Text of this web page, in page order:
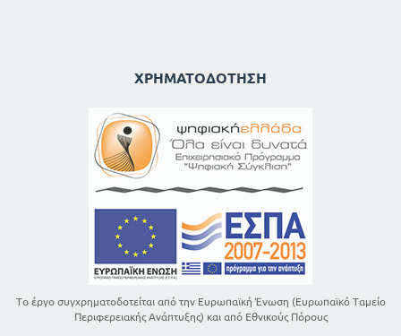
ΧΡΗΜΑΤΟΔΌΤΗΣΗ
Το έργο συγχρηματοδοτείται από την Ευρωπαϊκή Ένωση (Ευρωπαϊκό Ταμείο
Περιφερειακής Ανάπτυξης) και από Εθνικούς Πόρους